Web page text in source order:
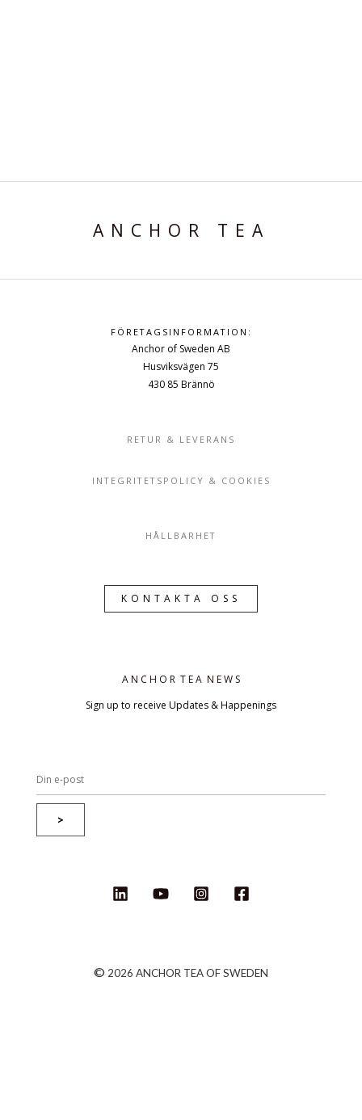
ANCHOR TEA
FÖRETAGSINFORMATION:
Anchor of Sweden AB
Husviksvägen 75
430 85 Brännö
RETUR & LEVERANS
INTEGRITETSPOLICY & COOKIES
HÅLLBARHET
KONTAKTA OSS
A N C H O R T E A N E W S
Sign up to receive Updates & Happenings
>
© 2026 ANCHOR TEA OF SWEDEN